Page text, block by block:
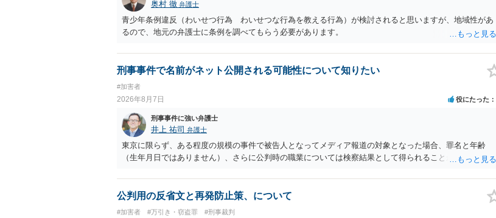
奥村 徹 弁護士
青少年条例違反（わいせつ行為 わいせつな行為を教える行為）が検討されると思いますが、地域性があ
るので、地元の弁護士に条例を調べてもらう必要があります。
刑事事件で名前がネット公開される可能性について知りたい
#加害者
2026年8月7日 役にたった
刑事事件に強い弁護士
井上 祐司 弁護士
東京に限らず、ある程度の規模の事件で被告人となってメディア報道の対象となった場合、罪名と年齢
（生年月日ではありません）、さらに公判時の職業については検察結果として得られることが通常です。
公判用の反省文と再発防止策、について
#加害者 #万引き・窃盗罪 #刑事裁判